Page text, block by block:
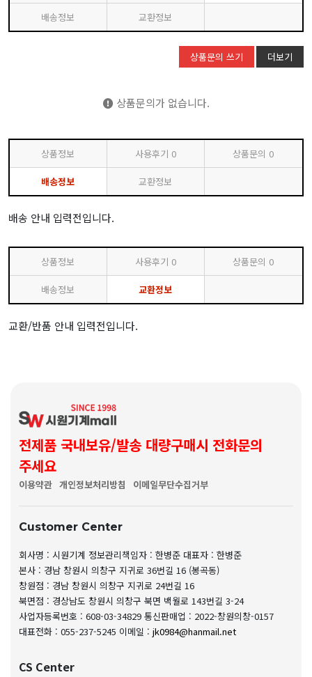
배송정보 교환정보
상품문의 쓰기 더보기
상품문의가 없습니다.
상품정보 사용후기 0 상품문의 0
배송정보 교환정보
배송 안내 입력전입니다.
상품정보 사용후기 0 상품문의 0
배송정보 교환정보
교환/반품 안내 입력전입니다.
전제품 국내보유/발송 대량구매시 전화문의
주세요
이용약관 개인정보처리방침 이메일무단수집거부
Customer Center
회사명 : 시원기계 정보관리책임자 : 한병준 대표자 : 한병준
본사 : 경남 창원시 의창구 지귀로 36번길 16 (봉곡동)
창원점 : 경남 창원시 의창구 지귀로 24번길 16
북면점 : 경상남도 창원시 의창구 북면 백월로 143번길 3-24
사업자등록번호 : 608-03-34829 통신판매업 : 2022-창원의창-0157
대표전화 : 055-237-5245 이메일 : jk0984@hanmail.net
CS Center